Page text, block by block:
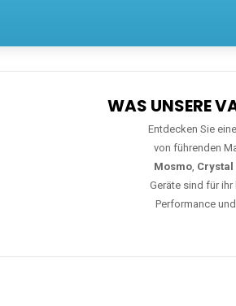
WAS UNSERE
Entdecken Sie
von führenden
Mosmo, Crystal
Geräte sind für
Performance